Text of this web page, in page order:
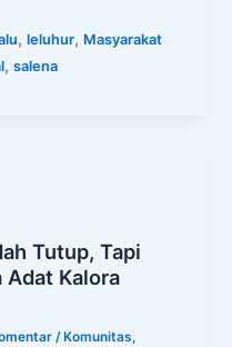
,leluhur, Masyarakat
,salena
Tutup, Tapi
Adat Kalora
/ Komunitas,